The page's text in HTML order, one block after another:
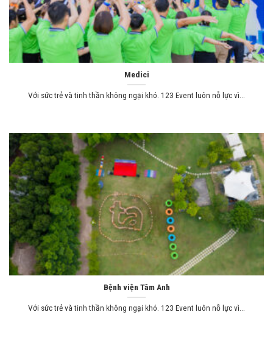
Medici
Với sức trẻ và tinh thần không ngại khó. 123 Event luôn nỗ lực vì...
Bệnh viện Tâm Anh
Với sức trẻ và tinh thần không ngại khó. 123 Event luôn nỗ lực vì...